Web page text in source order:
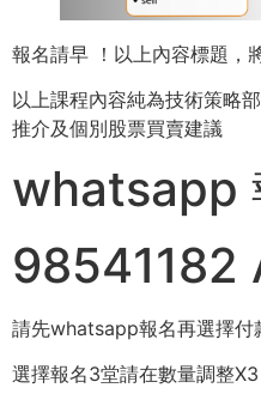
報名請早 ！以上內容標題，
以上課程內容純為技術策略
推介及個別股票買賣建議
whatsapp
98541182
請先whatsapp報名再選擇付
選擇報名3堂請在數量調整X3